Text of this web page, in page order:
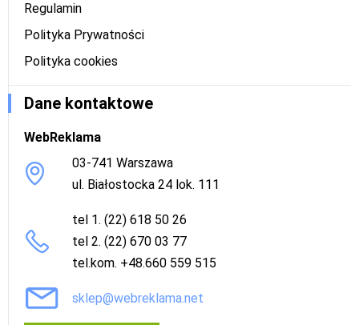
Regulamin
Polityka Prywatności
Polityka cookies
Dane kontaktowe
WebReklama
03-741 Warszawa
ul. Białostocka 24 lok. 111
tel 1. (22) 618 50 26
tel 2. (22) 670 03 77
tel.kom. +48.660 559 515
sklep@webreklama.net